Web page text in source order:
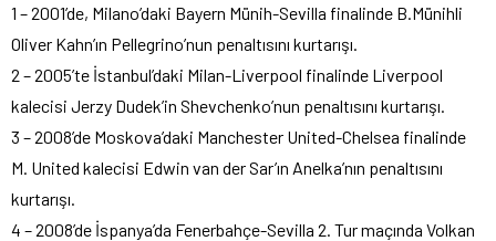
1 – 2001’de, Milano’daki Bayern Münih-Sevilla finalinde B.Münihli
Oliver Kahn’ın Pellegrino’nun penaltısını kurtarışı.
2 – 2005’te İstanbul’daki Milan-Liverpool finalinde Liverpool
kalecisi Jerzy Dudek’in Shevchenko’nun penaltısını kurtarışı.
3 – 2008’de Moskova’daki Manchester United-Chelsea finalinde
M. United kalecisi Edwin van der Sar’ın Anelka’nın penaltısını
kurtarışı.
4 – 2008’de İspanya’da Fenerbahçe-Sevilla 2. Tur maçında Volkan